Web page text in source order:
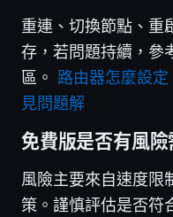
重連、切換節點、重
存，若問題持續，參
區。 路由器怎麼設
見問題解
免費版是否有風險
風險主要來自速度限
策。謹慎評估是否符